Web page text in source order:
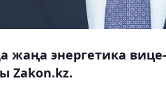
энергетика
Zakon.kz.